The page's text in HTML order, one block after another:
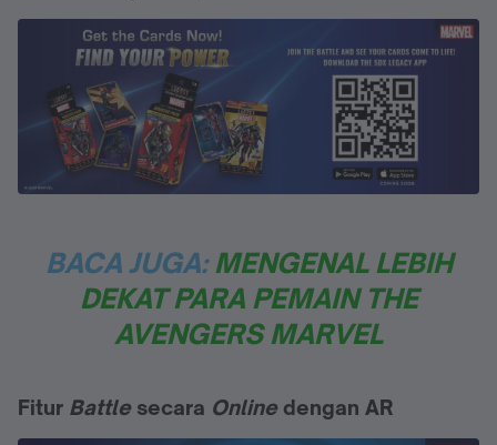
BACA JUGA: MENGENAL LEBIH
DEKAT PARA PEMAIN THE
AVENGERS MARVEL
Fitur Battlesecara Onlinedengan AR